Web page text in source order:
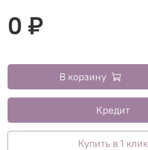
0 ₽
В корзину
Кредит
Купить в 1 клик